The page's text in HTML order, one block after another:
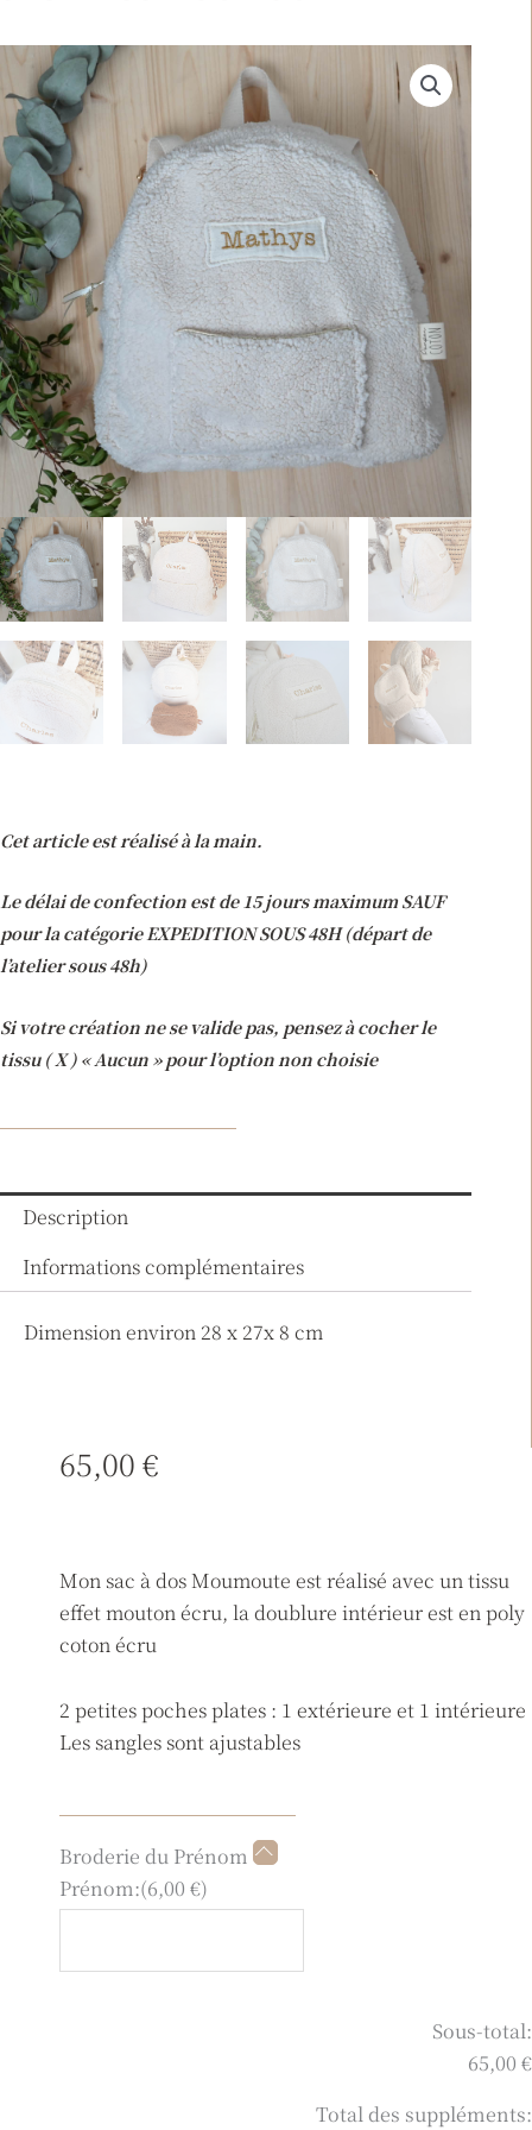
Cet article est réalisé à la main.
Le délai de confection est de 15 jours maximum SAUF
pour la catégorie EXPEDITION SOUS 48H (départ de
l’atelier sous 48h)
Si votre création ne se valide pas, pensez à cocher le
tissu ( X ) « Aucun » pour l’option non choisie
Description
Informations complémentaires
Dimension environ 28 x 27x 8 cm
65,00€
Mon sac à dos Moumoute est réalisé avec un tissu
effet mouton écru, la doublure intérieur est en poly
coton écru
2 petites poches plates : 1 extérieure et 1 intérieure
Les sangles sont ajustables
Broderie du Prénom
Prénom:(6,00 €)
Sous-total:
65,00 €
Total des suppléments:
quantité
de
Sac